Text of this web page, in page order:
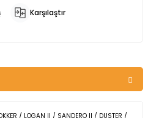
Karşılaştır
/ LOGAN II / SANDERO II / DUSTER /